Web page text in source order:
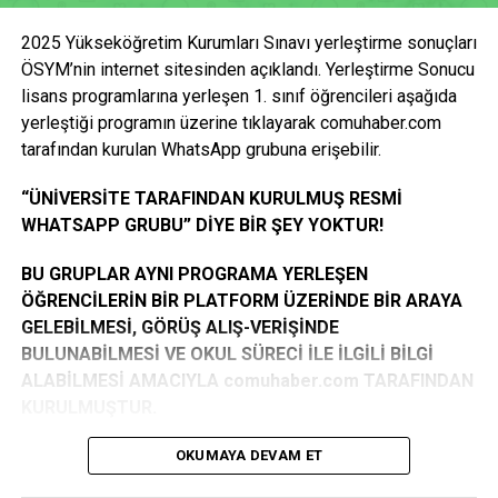
(15.10.2007 tarihinden sonra doğanlar) başvurusu kabul
edilmeyecektir.
KAZANAN ÖĞRENCİ LİSTESİ İÇİN TIKLAYINIZ
Facebook
Mastodon
EmailShare
itibarıyla görevlerine başlayacak” dedi.
Öğrencilerin süreci doğru takip etmeleri için İŞKUR’un
sosyal medya hesaplarını izlemelerinin önemine değinen
Yavuz, “Başvurularda sık yapılan hatalar, doğru başvuru
yöntemleri ve hangi birimlerde görev alınacağı gibi bilgiler
düzenli olarak paylaşılacak. Planlandığı şekilde ilerlemesi
halinde program 10 Kasım 2025 – 26 Haziran 2026
tarihleri arasında kesintisiz olarak sürdürülecek” ifadelerini
kullandı.
“Hedef: 1580 Öğrencinin Programa Katılımı”
Yavuz, bu yıl belirlenen 1.580 kontenjanın tamamının
itibarıyla tüm öğrenciler görevlerine başlasın. Bu süreçte
Üniversitemizin Sağlık Kültür Spor Dairesi ile koordinasyon
2025 Yükseköğretim Kurumları Sınavı yerleştirme sonuçları
ÖSYM’nin internet sitesinden açıklandı. Yerleştirme Sonucu
lisans programlarına yerleşen 1. sınıf öğrencileri aşağıda
yerleştiği programın üzerine tıklayarak comuhaber.com
tarafından kurulan WhatsApp grubuna erişebilir.
“ÜNİVERSİTE TARAFINDAN KURULMUŞ RESMİ
WHATSAPP GRUBU” DİYE BİR ŞEY YOKTUR!
BU GRUPLAR AYNI PROGRAMA YERLEŞEN
ÖĞRENCİLERİN BİR PLATFORM ÜZERİNDE BİR ARAYA
GELEBİLMESİ, GÖRÜŞ ALIŞ-VERİŞİNDE
BULUNABİLMESİ VE OKUL SÜRECİ İLE İLGİLİ BİLGİ
ALABİLMESİ AMACIYLA comuhaber.com TARAFINDAN
GRUPLARA KATILIM TAMAMEN GÖNÜLLÜLÜK
OKUMAYA DEVAM ET